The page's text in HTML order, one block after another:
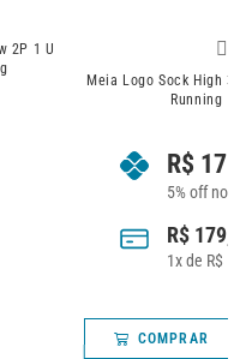
Meia Logo Sock High 3P White On
170,05
179,00
179,00
COMPRAR